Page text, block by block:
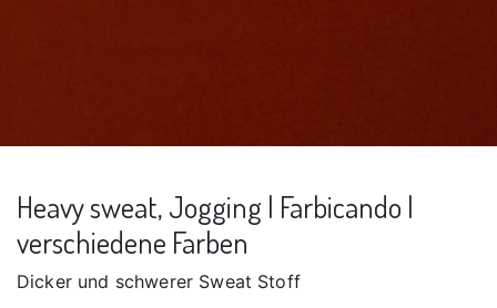
Heavy sweat, Jogging | Farbicando |
verschiedene Farben
Dicker und schwerer Sweat Stoff